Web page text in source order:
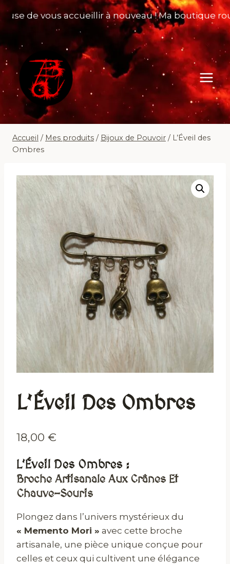
Aller
de vous accueillir à nouveau ! Ma boutique
Accueil / Mes produits / Bijoux de Pouvoir / L’Éveil des
Ombres
L’Éveil Des Ombres
18,00 €
L’Éveil Des Ombres :
Broche Artisanale Aux Crânes Et
Chauve-Souris
Plongez dans l’univers mystérieux du
« Memento Mori » avec cette broche
artisanale, une pièce unique conçue pour
celles et ceux qui cultivent une élégance